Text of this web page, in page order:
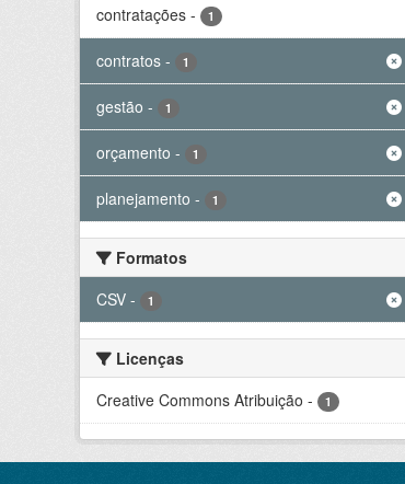
contratações - 1
contratos - 1
gestão - 1
orçamento - 1
planejamento - 1
Formatos
CSV - 1
Licenças
Creative Commons Atribuição - 1